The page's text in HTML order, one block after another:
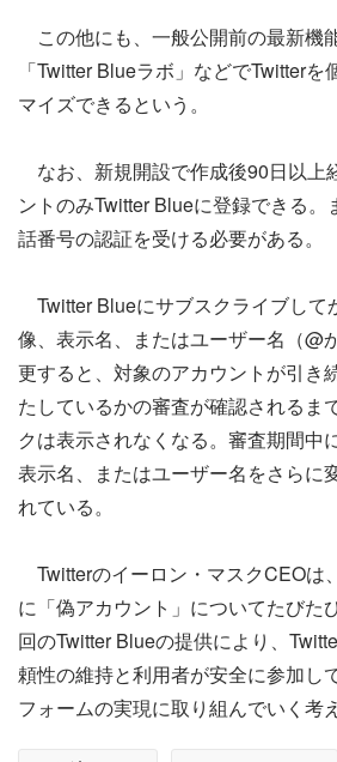
この他にも、一般公開前の最新機
「Twitter Blueラボ」などでTwitter
マイズできるという。
なお、新規開設で作成後90日以上
ントのみTwitter Blueに登録できる
話番号の認証を受ける必要がある。
Twitter Blueにサブスクライブして
像、表示名、またはユーザー名（@
更すると、対象のアカウントが引き
たしているかの審査が確認されるま
クは表示されなくなる。審査期間中
表示名、またはユーザー名をさらに
れている。
Twitterのイーロン・マスクCEOは
に「偽アカウント」についてたびた
回のTwitter Blueの提供により、
頼性の維持と利用者が安全に参加し
フォームの実現に取り組んでいく考え